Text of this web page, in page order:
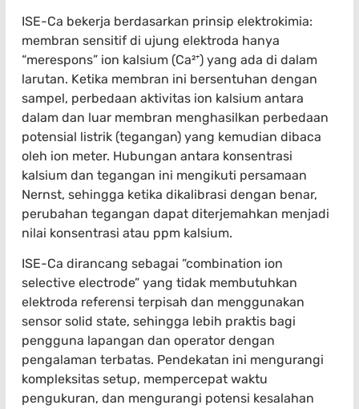
ISE-Ca bekerja berdasarkan prinsip elektrokimia:
membran sensitif di ujung elektroda hanya
“merespons” ion kalsium (Ca²⁺) yang ada di dalam
larutan. Ketika membran ini bersentuhan dengan
sampel, perbedaan aktivitas ion kalsium antara
dalam dan luar membran menghasilkan perbedaan
potensial listrik (tegangan) yang kemudian dibaca
oleh ion meter. Hubungan antara konsentrasi
kalsium dan tegangan ini mengikuti persamaan
Nernst, sehingga ketika dikalibrasi dengan benar,
perubahan tegangan dapat diterjemahkan menjadi
nilai konsentrasi atau ppm kalsium.
ISE-Ca dirancang sebagai “combination ion
selective electrode” yang tidak membutuhkan
elektroda referensi terpisah dan menggunakan
sensor solid state, sehingga lebih praktis bagi
pengguna lapangan dan operator dengan
pengalaman terbatas. Pendekatan ini mengurangi
kompleksitas setup, mempercepat waktu
pengukuran, dan mengurangi potensi kesalahan